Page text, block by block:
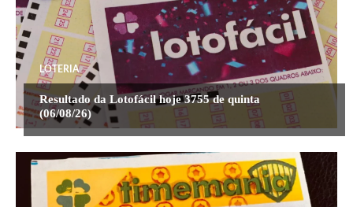
LOTERIA
Resultado da Lotofácil hoje 3755 de quinta
(06/08/26)